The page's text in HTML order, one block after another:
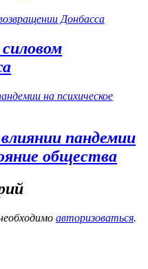
пандемии
общества
авторизоваться.